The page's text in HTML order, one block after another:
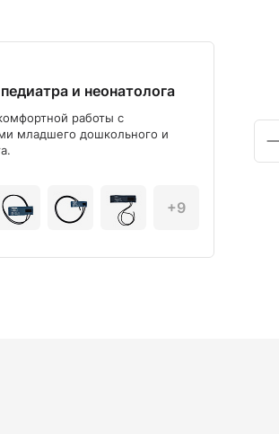
и неонатолога
работы с
младшего дошкольного и
+9